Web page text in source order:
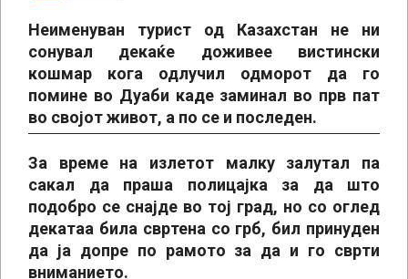
Неименуван турист од Казахстан не ни
сонувал декаќе доживее вистински
кошмар кога одлучил одморот да го
помине во Дуаби каде заминал во прв пат
во својот живот, а по се и последен.
За време на излетот малку залутал па
сакал да праша полицајка за да што
подобро се снајде во тој град, но со оглед
декатаа била свртена со грб, бил принуден
да ја допре по рамото за да и го сврти
вниманието.